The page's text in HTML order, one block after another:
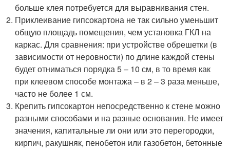
больше клея потребуется для выравнивания стен.
Приклеивание гипсокартона не так сильно уменьшит
общую площадь помещения, чем установка ГКЛ на
каркас. Для сравнения: при устройстве обрешетки (в
зависимости от неровности) по длине каждой стены
будет отниматься порядка 5 – 10 см, в то время как
при клеевом способе монтажа – в 2 – 3 раза меньше,
часто не более 1 см.
Крепить гипсокартон непосредственно к стене можно
разными способами и на разные основания. Не имеет
значения, капитальные ли они или это перегородки,
кирпич, ракушняк, пенобетон или газобетон, бетонные